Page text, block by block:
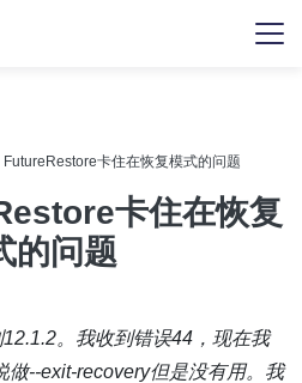
FutureRestore卡住在恢复模式的问题
卡住在恢复
的问题
。我收到错误44，现在我
做--exit-recovery但是没有用。我